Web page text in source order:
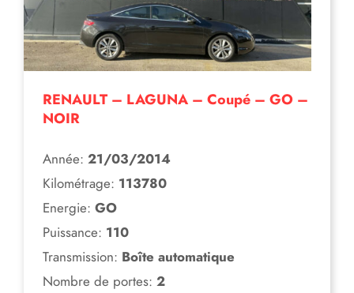
RENAULT – LAGUNA – Coupé – GO –
NOIR
Année: 21/03/2014
Kilométrage: 113780
Energie: GO
Puissance: 110
Transmission: Boîte automatique
Nombre de portes: 2